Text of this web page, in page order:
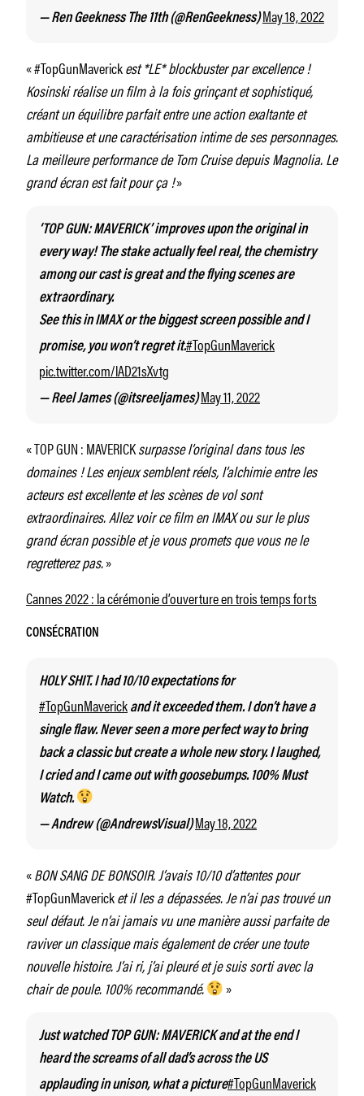
— Ren Geekness The 11th (@RenGeekness)May 18, 2022
« #TopGunMaverickest *LE* blockbuster par excellence !
Kosinski réalise un film à la fois grinçant et sophistiqué,
créant un équilibre parfait entre une action exaltante et
ambitieuse et une caractérisation intime de ses personnages.
La meilleure performance de Tom Cruise depuis Magnolia. Le
grand écran est fait pour ça !»
‘TOP GUN: MAVERICK’ improves upon the original in
every way! The stake actually feel real, the chemistry
among our cast is great and the flying scenes are
extraordinary.
See this in IMAX or the biggest screen possible and I
promise, you won’t regret it.#TopGunMaverick
pic.twitter.com/lAD21sXvtg
— Reel James (@itsreeljames)May 11, 2022
« TOP GUN : MAVERICKsurpasse l’original dans tous les
domaines ! Les enjeux semblent réels, l’alchimie entre les
acteurs est excellente et les scènes de vol sont
extraordinaires. Allez voir ce film en IMAX ou sur le plus
grand écran possible et je vous promets que vous ne le
regretterez pas.»
Cannes 2022 : la cérémonie d’ouverture en trois temps forts
CONSÉCRATION
HOLY SHIT. I had 10/10 expectations for
#TopGunMaverick and it exceeded them. I don’t have a
single flaw. Never seen a more perfect way to bring
back a classic but create a whole new story. I laughed,
I cried and I came out with goosebumps. 100% Must
Watch.
— Andrew (@AndrewsVisual)May 18, 2022
«BON SANG DE BONSOIR. J’avais 10/10 d’attentes pour
#TopGunMavericket il les a dépassées. Je n’ai pas trouvé un
seul défaut. Je n’ai jamais vu une manière aussi parfaite de
raviver un classique mais également de créer une toute
nouvelle histoire. J’ai ri, j’ai pleuré et je suis sorti avec la
chair de poule. 100% recommandé.
»
Just watched TOP GUN: MAVERICK and at the end I
heard the screams of all dad’s across the US
applauding in unison, what a picture#TopGunMaverick